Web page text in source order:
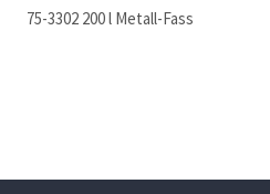
75-3302 200 l Metall-Fass